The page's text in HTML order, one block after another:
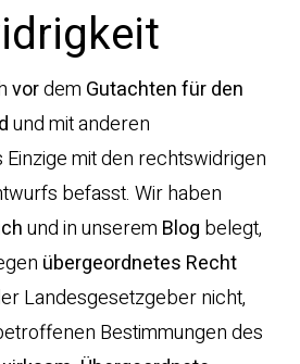
vordem Gutachten für den
und mit anderen
mit den rechtswidrigen
befasst. Wir haben
und in unserem Blog belegt,
übergeordnetes Recht
Landesgesetzgeber nicht,
Bestimmungen des